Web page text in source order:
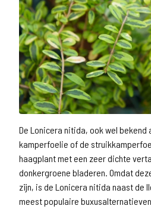
De Lonicera nitida, ook wel bekend
kamperfoelie of de
haagplant met een zeer dichte
donkergroene bladeren. Omdat
zijn, is de Lonicera nitida naast de
meest populaire